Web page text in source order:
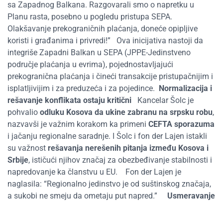
sa Zapadnog Balkana. Razgovarali smo o napretku u
Planu rasta, posebno u pogledu pristupa SEPA.
Olakšavanje prekograničnih plaćanja, doneće opipljive
koristi i građanima i privredi!”
Ova inicijativa nastoji da
integriše Zapadni Balkan u SEPA (JPPE-Jedinstveno
područje plaćanja u evrima), pojednostavljajući
prekogranična plaćanja i čineći transakcije pristupačnijim i
isplatljivijim i za preduzeća i za pojedince. Normalizacija i
rešavanje konflikata ostaju kritični
Kancelar Šolc je
pohvalio odluku Kosova da ukine zabranu na srpsku robu,
nazvavši je važnim korakom ka primeni CEFTA sporazuma
i jačanju regionalne saradnje. I Šolc i fon der Lajen istakli
su važnost rešavanja nerešenih pitanja između Kosova i
Srbije, ističući njihov značaj za obezbeđivanje stabilnosti i
napredovanje ka članstvu u EU.
Fon der Lajen je
naglasila: “Regionalno jedinstvo je od suštinskog značaja,
a sukobi ne smeju da ometaju put napred.”
Usmeravanje